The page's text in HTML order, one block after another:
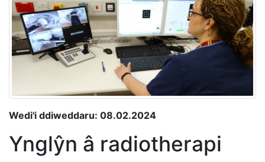
Wedi'i ddiweddaru: 08.02.2024
Ynglŷn â radiotherapi